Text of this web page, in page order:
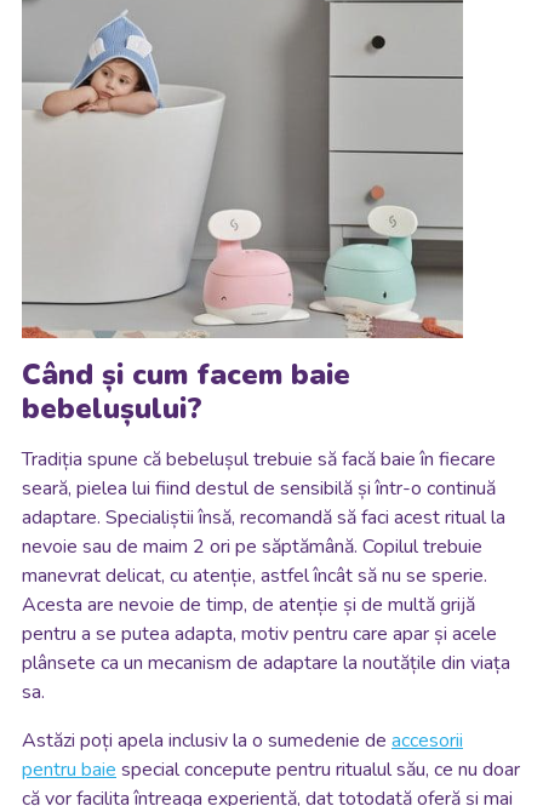
Când și cum facem baie
bebelușului?
Tradiția spune că bebelușul trebuie să facă baie în fiecare
seară, pielea lui fiind destul de sensibilă și într-o continuă
adaptare. Specialiștii însă, recomandă să faci acest ritual la
nevoie sau de maim 2 ori pe săptămână. Copilul trebuie
manevrat delicat, cu atenție, astfel încât să nu se sperie.
Acesta are nevoie de timp, de atenție și de multă grijă
pentru a se putea adapta, motiv pentru care apar și acele
plânsete ca un mecanism de adaptare la noutățile din viața
sa.
Astăzi poți apela inclusiv la o sumedenie de accesorii
pentru baie special concepute pentru ritualul său, ce nu doar
că vor facilita întreaga experiență, dat totodată oferă și mai